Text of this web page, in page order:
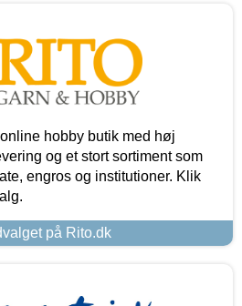
hobby butik med høj
og et stort sortiment som
engros og institutioner. Klik
på Rito.dk